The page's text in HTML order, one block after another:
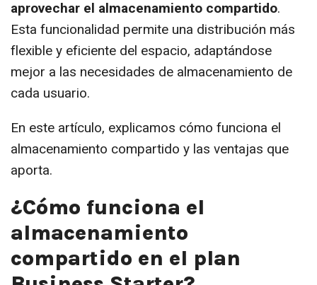
aprovechar el almacenamiento compartido.
Esta funcionalidad permite una distribución más
flexible y eficiente del espacio, adaptándose
mejor a las necesidades de almacenamiento de
cada usuario.
En este artículo, explicamos cómo funciona el
almacenamiento compartido y las ventajas que
aporta.
¿Cómo funciona el
almacenamiento
compartido en el plan